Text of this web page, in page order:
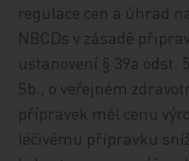
regulace cen a úhrad
NBCDs v zásadě
ustanovení § 39a odst.
Sb., o veřejném
přípravek měl cenu
léčivému přípravku